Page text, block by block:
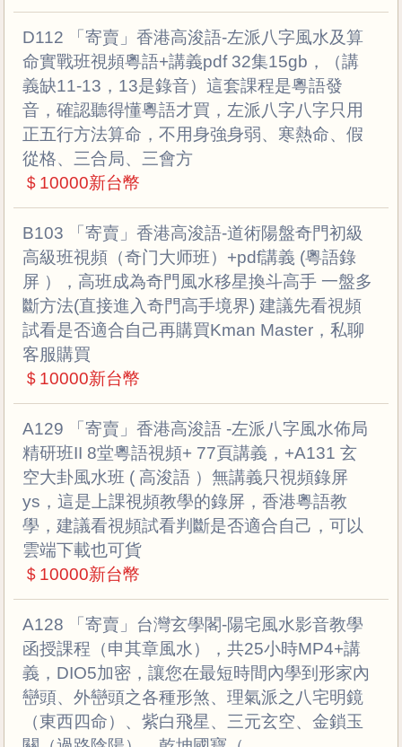
D112 「寄賣」香港高浚語-左派八字風水及算
命實戰班視頻粵語+講義pdf 32集15gb，（講
義缺11-13，13是錄音）這套課程是粵語發
音，確認聽得懂粵語才買，左派八字八字只用
正五行方法算命，不用身強身弱、寒熱命、假
從格、三合局、三會方
＄10000新台幣
B103 「寄賣」香港高浚語-道術陽盤奇門初級
高級班視頻（奇门大师班）+pdf講義 (粵語錄
屏 ），高班成為奇門風水移星換斗高手 一盤多
斷方法(直接進入奇門高手境界) 建議先看視頻
試看是否適合自己再購買Kman Master，私聊
客服購買
＄10000新台幣
A129 「寄賣」香港高浚語 -左派八字風水佈局
精研班II 8堂粵語視頻+ 77頁講義，+A131 玄
空大卦風水班 ( 高浚語 ）無講義只視頻錄屏
ys，這是上課視頻教學的錄屏，香港粵語教
學，建議看視頻試看判斷是否適合自己，可以
雲端下載也可貨
＄10000新台幣
A128 「寄賣」台灣玄學閣-陽宅風水影音教學
函授課程（申其章風水），共25小時MP4+講
義，DIO5加密，讓您在最短時間內學到形家內
巒頭、外巒頭之各種形煞、理氣派之八宅明鏡
（東西四命）、紫白飛星、三元玄空、金鎖玉